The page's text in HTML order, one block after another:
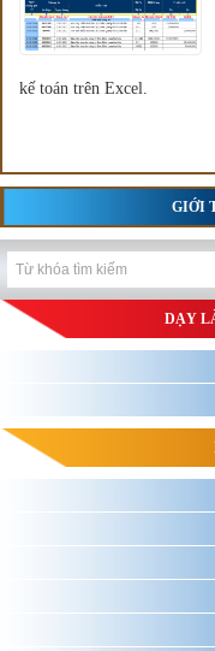
kế toán trên Excel.
GIỚI
DẠY